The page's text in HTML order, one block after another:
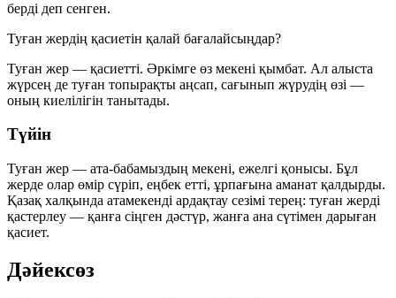
берді деп сенген.
Туған жердің қасиетін қалай бағалайсыңдар?
Туған жер — қасиетті. Әркімге өз мекені қымбат. Ал алыста
жүрсең де туған топырақты аңсап, сағынып жүрудің өзі —
оның киелілігін танытады.
Түйін
Туған жер — ата-бабамыздың мекені, ежелгі қонысы. Бұл
жерде олар өмір сүріп, еңбек етті, ұрпағына аманат қалдырды.
Қазақ халқында атамекенді ардақтау сезімі терең: туған жерді
қастерлеу — қанға сіңген дәстүр, жанға ана сүтімен дарыған
қасиет.
Дәйексөз